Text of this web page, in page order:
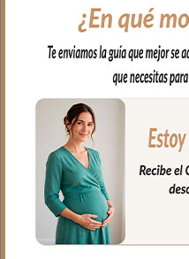
cremallera.
Vuelve el borde del todo
ajusta con goma.
En la zona del asa de la
para ajustar bien.
Este interior en tejido
de algodón. no lleva
usar con el colchón
colchón abajo como más
Puedes lavar a mano o